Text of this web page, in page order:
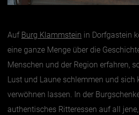
Auf Burg Klammstein in Dorfgastein
eine ganze Menge über die
Menschen und der Region erfahren,
Lust und Laune schlemmen und sich
verwöhnen lassen. In der
authentisches Ritteressen auf all